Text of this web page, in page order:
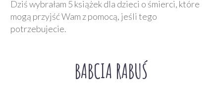
Dziś wybrałam 5 książek dla dzieci o śmierci, które
mogą przyjść Wam z pomocą, jeśli tego
potrzebujecie.
BABCIA RABUŚ